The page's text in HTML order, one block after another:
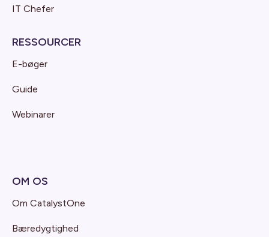
IT Chefer
RESSOURCER
E-bøger
Guide
Webinarer
OM OS
Om CatalystOne
Bæredygtighed